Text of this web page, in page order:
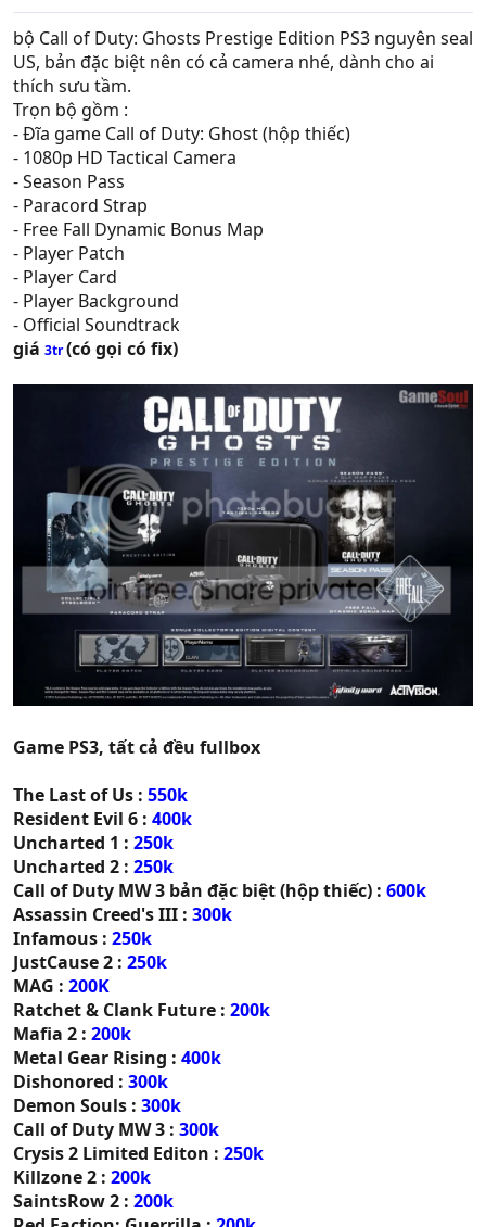
bộ Call of Duty: Ghosts Prestige Edition PS3 nguyên seal
US, bản đặc biệt nên có cả camera nhé, dành cho ai
thích sưu tầm.
Trọn bộ gồm :
- Đĩa game Call of Duty: Ghost (hộp thiếc)
- 1080p HD Tactical Camera
- Season Pass
- Paracord Strap
- Free Fall Dynamic Bonus Map
- Player Patch
- Player Card
- Player Background
- Official Soundtrack
giá 3tr(có gọi có fix)
Game PS3, tất cả đều fullbox
The Last of Us : 550k
Resident Evil 6 : 400k
Uncharted 1 : 250k
Uncharted 2 : 250k
Call of Duty MW 3 bản đặc biệt (hộp thiếc) : 600k
Assassin Creed's III : 300k
Infamous : 250k
JustCause 2 : 250k
MAG : 200K
Ratchet & Clank Future : 200k
Mafia 2 : 200k
Metal Gear Rising : 400k
Dishonored : 300k
Demon Souls : 300k
Call of Duty MW 3 : 300k
Crysis 2 Limited Editon : 250k
Killzone 2 : 200k
SaintsRow 2 : 200k